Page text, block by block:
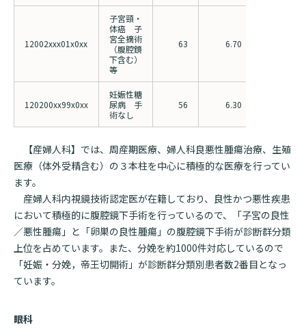
12002xxx01x0xx
子宮頸・
体癌 子
宮全摘術
（腹腔鏡
下含む）
等
63 6.70
120200xx99x0xx
妊娠性糖
尿病 手
術なし
56 6.30
【産婦人科】では、周産期医療、婦人科良悪性腫瘍治療、生殖
医療（体外受精含む）の３本柱を中心に積極的な医療を行ってい
ます。
産婦人科内視鏡技術認定医が在籍しており、良性かつ悪性疾患
において積極的に腹腔鏡下手術を行っているので、「子宮の良性
／悪性腫瘍」と「卵巣の良性腫瘍」の腹腔鏡下手術が診断群分類
上位を占めています。また、分娩を約1000件対応しているので
「妊娠・分娩，帝王切開術」が診断群分類別患者数2番目となっ
ています。
眼科